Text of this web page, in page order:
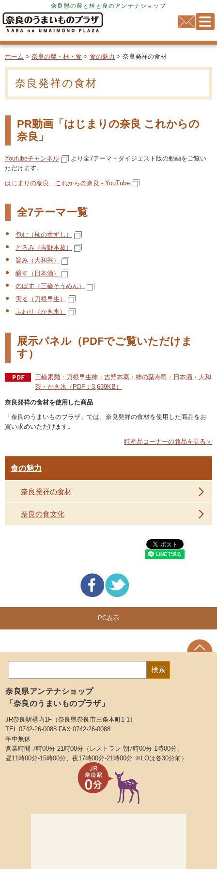
奈良県の農と林と食のアンテナショップ
ホーム > 奈良の農・林・食 > 食の魅力 > 奈良発祥の食材
奈良発祥の食材
PR動画「はじまりの奈良 これからの
奈良」
Youtubeチャンネル
より全7テーマ＋ダイジェスト版の動画をご覧い
ただけます。
はじまりの奈良 これからの奈良 - YouTube
全7テーマ一覧
包む（柿の葉ずし）
とろみ（吉野本葛）
旨み（大和茶）
醸す（日本酒）
のばす（三輪そうめん）
実る（刀根早生）
ふわり（かき氷）
展示パネル（PDFでご覧いただけま
す）
三輪素麺・刀根早生柿・吉野本葛・柿の葉寿司・日本酒・大和
茶・かき氷（PDF：3,639KB）
奈良発祥の食材を使用した商品
「奈良のうまいものプラザ」では、奈良発祥の食材を使用した商品をお
買い求めいただけます。
特産品コーナーの商品を見る＞
食の魅力
奈良発祥の食材
奈良の食文化
PC表示
奈良県アンテナショップ
「奈良のうまいものプラザ」
JR奈良駅構内1F（奈良県奈良市三条本町1-1）
TEL:0742-26-0088 FAX:0742-26-0088
年中無休
営業時間 7時00分-21時00分（レストラン 朝7時00分-1時00分、
昼11時00分-15時00分、夜17時00分-21時00分 ※LOは各30分前）